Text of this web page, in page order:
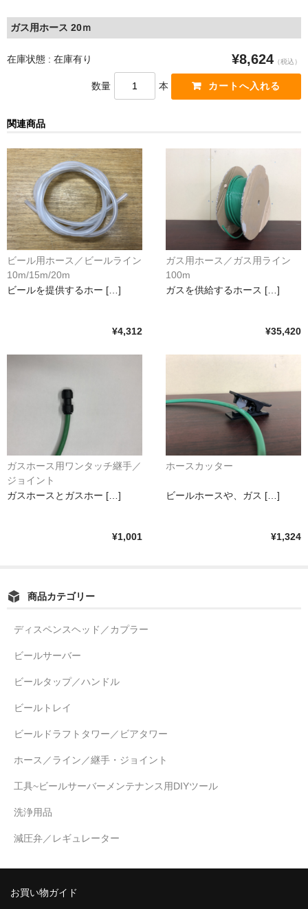
ガス用ホース 20ｍ
在庫状態 : 在庫有り ¥8,624 （税込）
数量 本
関連商品
ビール用ホース／ビールライン
10m/15m/20m
ビールを提供するホー […]
¥4,312
ガス用ホース／ガス用ライン
100m
ガスを供給するホース […]
¥35,420
ガスホース用ワンタッチ継手／
ジョイント
ガスホースとガスホー […]
¥1,001
ホースカッター
ビールホースや、ガス […]
¥1,324
商品カテゴリー
ディスペンスヘッド／カプラー
ビールサーバー
ビールタップ／ハンドル
ビールトレイ
ビールドラフトタワー／ビアタワー
ホース／ライン／継手・ジョイント
工具~ビールサーバーメンテナンス用DIYツール
洗浄用品
減圧弁／レギュレーター
お買い物ガイド